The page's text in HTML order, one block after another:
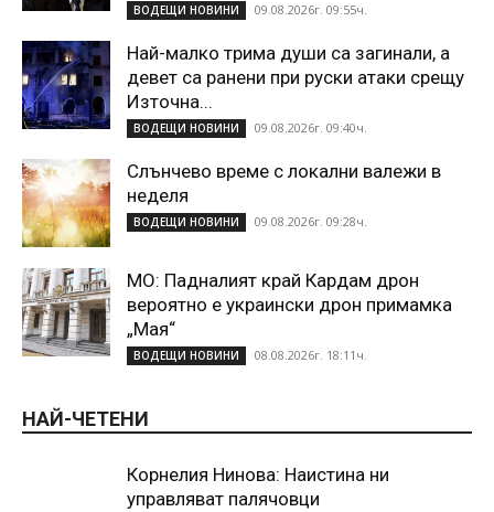
ВОДЕЩИ НОВИНИ 09.08.2026г. 09:55ч.
Най-малко трима души са загинали, а
девет са ранени при руски атаки срещу
Източна...
ВОДЕЩИ НОВИНИ 09.08.2026г. 09:40ч.
Слънчево време с локални валежи в
неделя
ВОДЕЩИ НОВИНИ 09.08.2026г. 09:28ч.
МО: Падналият край Кардам дрон
вероятно е украински дрон примамка
„Мая“
ВОДЕЩИ НОВИНИ 08.08.2026г. 18:11ч.
НАЙ-ЧЕТЕНИ
Корнелия Нинова: Наистина ни
управляват палячовци